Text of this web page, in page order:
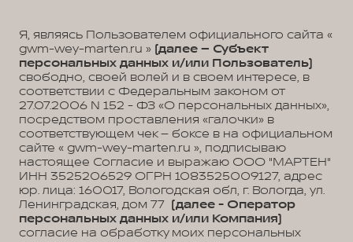
Я, являясь Пользователем официального сайта «
gwm-wey-marten.ru » (далее – Субъект
персональных данных и/или Пользователь)
свободно, своей волей и в своем интересе, в
соответствии с Федеральным законом от
27.07.2006 N 152 - ФЗ «О персональных данных»,
посредством проставления «галочки» в
соответствующем чек – боксе в на официальном
сайте « gwm-wey-marten.ru », подписываю
настоящее Согласие и выражаю ООО "МАРТЕН"
ИНН 3525206529 ОГРН 1083525009127, адрес
юр. лица: 160017, Вологодская обл, г. Вологда, ул.
Ленинградская, дом 77 (далее - Оператор
персональных данных и/или Компания)
согласие на обработку моих персональных